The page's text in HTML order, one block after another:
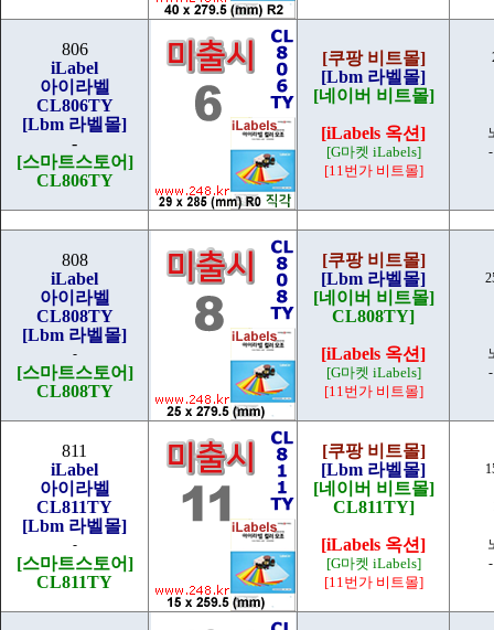
806
iLabel
아이라벨
CL806TY
[Lbm 라벨몰]
-
[스마트스토어]
CL806TY
[쿠팡 비트몰]
[Lbm 라벨몰]
[네이버 비트몰]
[iLabels 옥션]
[G마켓 iLabels]
[11번가 비트몰]
808
iLabel
아이라벨
CL808TY
[Lbm 라벨몰]
-
[스마트스토어]
CL808TY
[쿠팡 비트몰]
[Lbm 라벨몰]
[네이버 비트몰]
CL808TY]
[iLabels 옥션]
[G마켓 iLabels]
[11번가 비트몰]
811
iLabel
아이라벨
CL811TY
[Lbm 라벨몰]
-
[스마트스토어]
CL811TY
[쿠팡 비트몰]
[Lbm 라벨몰]
[네이버 비트몰]
CL811TY]
[iLabels 옥션]
[G마켓 iLabels]
[11번가 비트몰]